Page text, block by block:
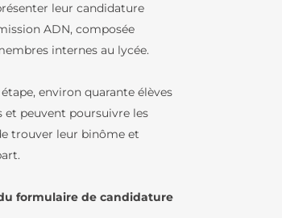
leur candidature
ADN, composée
internes au lycée.
environ quarante élèves
et peuvent poursuivre les
trouver leur binôme et
formulaire de candidature